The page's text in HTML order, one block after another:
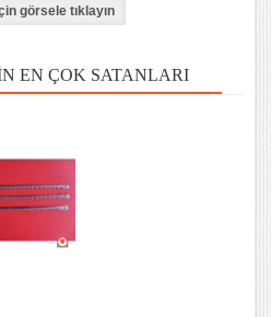
EN ÇOK SATANLARI